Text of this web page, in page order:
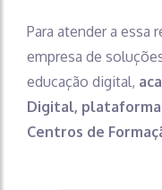
Para atender a essa
empresa de
educação digital,
Digital,
Centros de